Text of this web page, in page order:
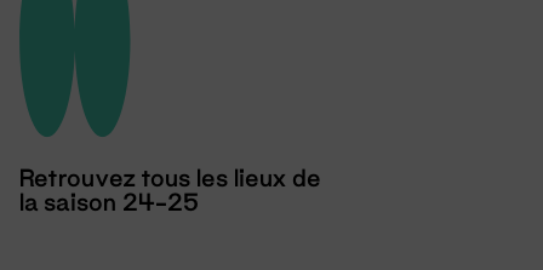
Retrouvez tous les lieux de
la saison 24-25